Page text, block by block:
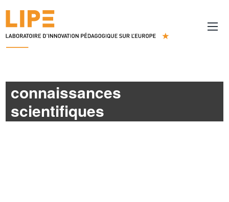
connaissances
scientifiques